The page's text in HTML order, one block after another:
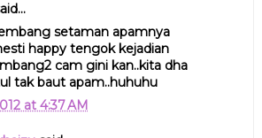
setaman apamnya
happy tengok kejadian
cam gini kan..kita dha
tak baut apam..huhuhu
at 4:37 AM